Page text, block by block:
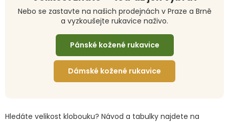
Nebo se zastavte na našich prodejnách v Praze a Brně
a vyzkoušejte rukavice naživo.
Pánské kožené rukavice
Dámské kožené rukavice
Hledáte velikost klobouku? Návod a tabulky najdete na